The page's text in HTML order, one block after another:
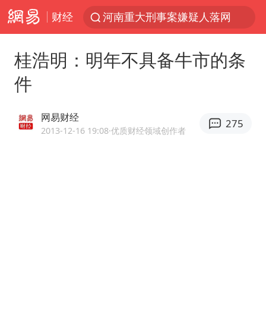
财经
河南重大刑事案嫌疑人落网
视频丨中国东方电气集团原党组副书记、董事宋致远被查
白海豚将正面袭击贯穿浙江
桂浩明：明年不具备牛市的条
件
网易财经
2013-12-16 19:08·优质财经领域创作者
275